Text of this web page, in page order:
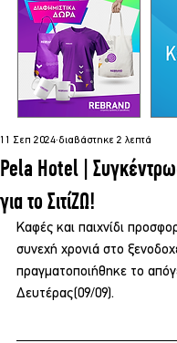
Pela Hotel |
για το ΣιτίΖΩ!
11 Σεπ 2024 διαβάστηκε 2 λεπτά
Καφές και παιχνίδι
συνεχή χρονιά στο
πραγματοποιήθηκε το
Δευτέρας(09/09).